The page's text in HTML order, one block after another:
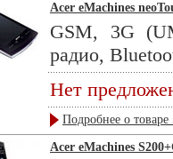
Acer eMachines
GSM, 3G
радио,
Нет
Подробнее о товаре
Acer eMachines